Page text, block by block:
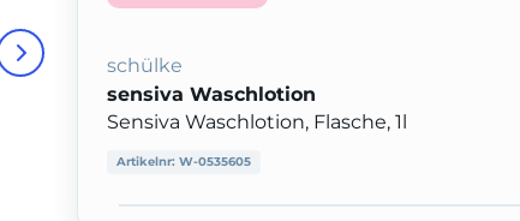
schülke
sensiva Waschlotion
Sensiva Waschlotion, Flasche, 1l
Artikelnr: W-0535605